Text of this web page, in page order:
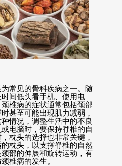
常见的骨科疾病之一。随
间低头看手机、使用电
椎病的症状通常包括颈部
甚至可能出现肌力减弱，
情况，调整生活中的不良
电脑时，要保持脊椎的自
枕头的选择也非常关键，
枕头，以支撑脊椎的自然
部的伸展和旋转运动，有
椎病的发生。